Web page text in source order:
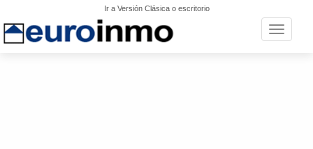
Ir a Versión Clásica o escritorio
Toggle